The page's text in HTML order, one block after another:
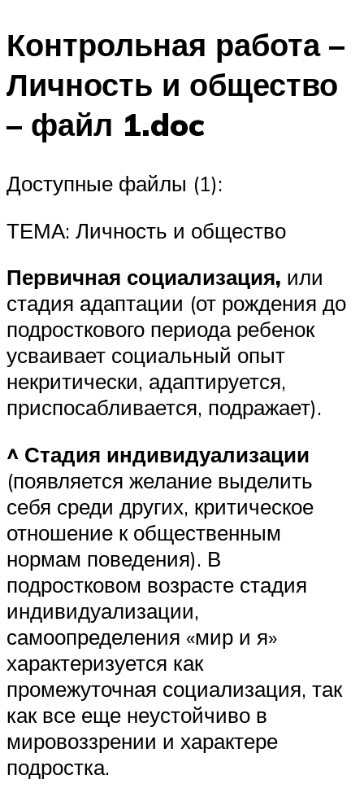
Контрольная работа –
Личность и общество
– файл 1.doc
Доступные файлы (1):
ТЕМА: Личность и общество
Первичная социализация, или
стадия адаптации (от рождения до
подросткового периода ребенок
усваивает социальный опыт
некритически, адаптируется,
приспосабливается, подражает).
^ Стадия индивидуализации
(появляется желание выделить
себя среди других, критическое
отношение к общественным
нормам поведения). В
подростковом возрасте стадия
индивидуализации,
самоопределения «мир и я»
характеризуется как
промежуточная социализация, так
как все еще неустойчиво в
мировоззрении и характере
подростка.